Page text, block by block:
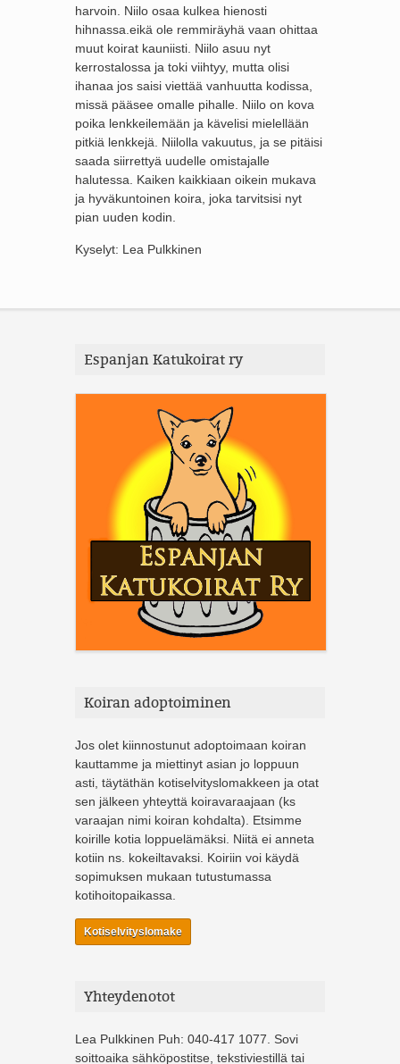
harvoin. Niilo osaa kulkea hienosti
hihnassa.eikä ole remmiräyhä vaan ohittaa
muut koirat kauniisti. Niilo asuu nyt
kerrostalossa ja toki viihtyy, mutta olisi
ihanaa jos saisi viettää vanhuutta kodissa,
missä pääsee omalle pihalle. Niilo on kova
poika lenkkeilemään ja kävelisi mielellään
pitkiä lenkkejä. Niilolla vakuutus, ja se pitäisi
saada siirrettyä uudelle omistajalle
halutessa. Kaiken kaikkiaan oikein mukava
ja hyväkuntoinen koira, joka tarvitsisi nyt
pian uuden kodin.
Kyselyt: Lea Pulkkinen
Espanjan Katukoirat ry
Koiran adoptoiminen
Jos olet kiinnostunut adoptoimaan koiran
kauttamme ja miettinyt asian jo loppuun
asti, täytäthän kotiselvityslomakkeen ja otat
sen jälkeen yhteyttä koiravaraajaan (ks
varaajan nimi koiran kohdalta). Etsimme
koirille kotia loppuelämäksi. Niitä ei anneta
kotiin ns. kokeiltavaksi. Koiriin voi käydä
sopimuksen mukaan tutustumassa
kotihoitopaikassa.
Kotiselvityslomake
Yhteydenotot
Lea Pulkkinen Puh: 040-417 1077. Sovi
soittoaika sähköpostitse, tekstiviestillä tai